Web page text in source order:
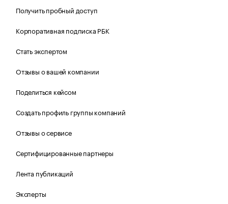
Получить пробный доступ
Корпоративная подписка РБК
Стать экспертом
Отзывы о вашей компании
Поделиться кейсом
Создать профиль группы компаний
Отзывы о сервисе
Сертифицированные партнеры
Лента публикаций
Эксперты